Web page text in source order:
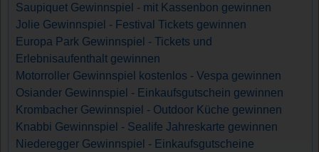
Saupiquet Gewinnspiel - mit Kassenbon gewinnen
Jolie Gewinnspiel - Festival Tickets gewinnen
Europa Park Gewinnspiel - Tickets und
Erlebnisaufenthalt gewinnen
Motorroller Gewinnspiel kostenlos - Vespa gewinnen
Osiander Gewinnspiel - Einkaufsgutschein gewinnen
Krombacher Gewinnspiel - Outdoor Küche gewinnen
Knabbi Gewinnspiel - Sealife Jahreskarte gewinnen
Niederegger Gewinnspiel - Einkaufsgutscheine